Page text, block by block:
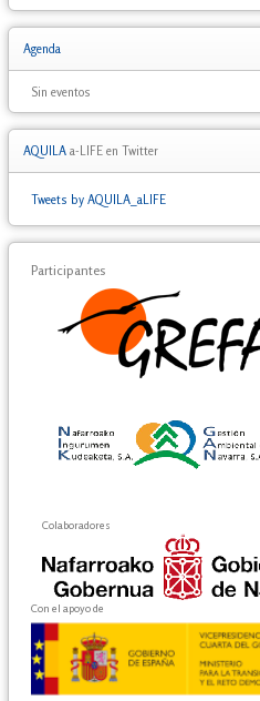
Agenda
Sin eventos
AQUILA a-LIFE en Twitter
Tweets by AQUILA_aLIFE
Participantes
Colaboradores
Con el apoyo de